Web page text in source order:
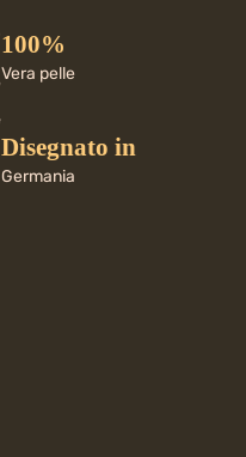
100%
Vera pelle
Disegnato in
Germania